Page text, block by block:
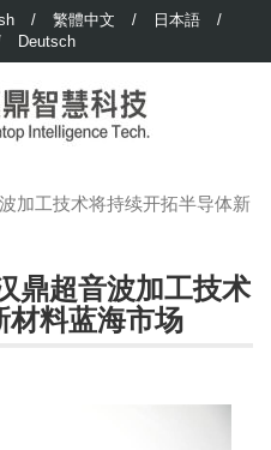
/ 繁體中文 / 日本語
/
Deutsch
加工技术将持续开拓半导体新
鼎超音波加工技术
材料蓝海市场